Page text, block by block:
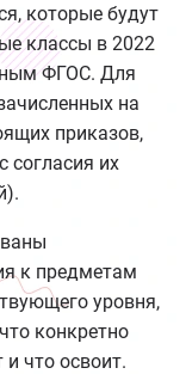
которые будут
классы в 2022
ФГОС. Для
на
приказов,
их
к предметам
уровня,
конкретно
что освоит.